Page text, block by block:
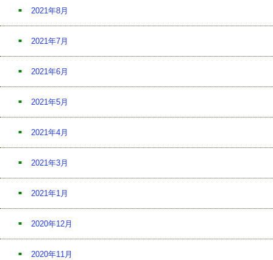
2021年8月
2021年7月
2021年6月
2021年5月
2021年4月
2021年3月
2021年1月
2020年12月
2020年11月